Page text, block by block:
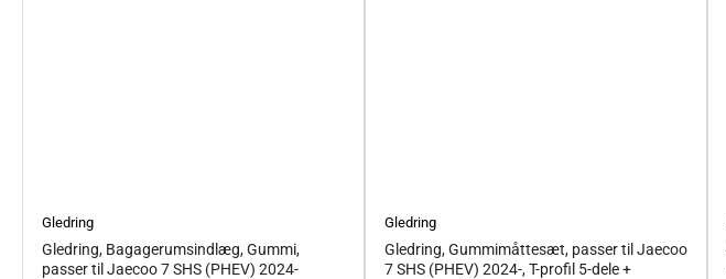
Gledring
Gledring, Bagagerumsindlæg, Gummi,
passer til Jaecoo 7 SHS (PHEV) 2024-
Gledring
Gledring, Gummimåttesæt, passer til Jaecoo
7 SHS (PHEV) 2024-, T-profil 5-dele +